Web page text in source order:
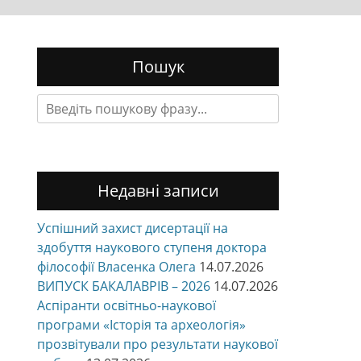
Пошук
Search
for:
Недавні записи
Успішний захист дисертації на
здобуття наукового ступеня доктора
філософії Власенка Олега 14.07.2026
ВИПУСК БАКАЛАВРІВ – 2026 14.07.2026
Аспіранти освітньо-наукової
програми «Історія та археологія»
прозвітували про результати наукової